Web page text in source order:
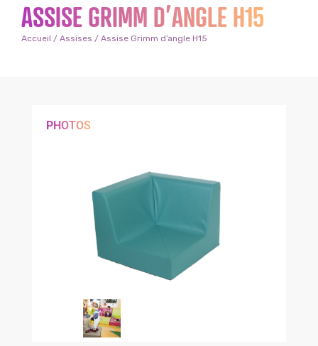
ASSISE GRIMM D’ANGLE H15
Accueil / Assises / Assise Grimm d’angle H15
PHOTOS